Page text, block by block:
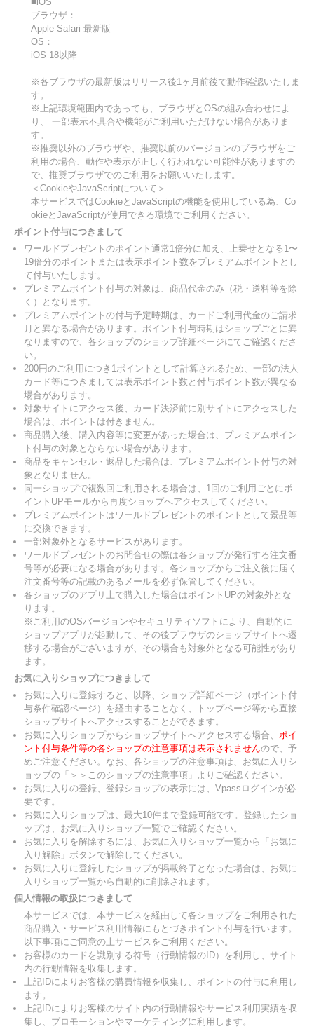
ブラウザ：
Apple Safari 最新版
OS：
iOS 18以降
※各ブラウザの最新版はリリース後1ヶ月前後で動作確認いたしま
す。
※上記環境範囲内であっても、ブラウザとOSの組み合わせによ
り、 一部表示不具合や機能がご利用いただけない場合がありま
す。
※推奨以外のブラウザや、推奨以前のバージョンのブラウザをご
利用の場合、動作や表示が正しく行われない可能性がありますの
で、推奨ブラウザでのご利用をお願いいたします。
＜CookieやJavaScriptについて＞
本サービスではCookieとJavaScriptの機能を使用している為、Co
okieとJavaScriptが使用できる環境でご利用ください。
ポイント付与につきまして
ワールドプレゼントのポイント通常1倍分に加え、上乗せとなる1〜
19倍分のポイントまたは表示ポイント数をプレミアムポイントとし
て付与いたします。
プレミアムポイント付与の対象は、商品代金のみ（税・送料等を除
く）となります。
プレミアムポイントの付与予定時期は、カードご利用代金のご請求
月と異なる場合があります。ポイント付与時期はショップごとに異
なりますので、各ショップのショップ詳細ページにてご確認くださ
い。
200円のご利用につき1ポイントとして計算されるため、一部の法人
カード等につきましては表示ポイント数と付与ポイント数が異なる
場合があります。
対象サイトにアクセス後、カード決済前に別サイトにアクセスした
場合は、ポイントは付きません。
商品購入後、購入内容等に変更があった場合は、プレミアムポイン
ト付与の対象とならない場合があります。
商品をキャンセル・返品した場合は、プレミアムポイント付与の対
象となりません。
同一ショップで複数回ご利用される場合は、1回のご利用ごとにポ
イントUPモールから再度ショップへアクセスしてください。
プレミアムポイントはワールドプレゼントのポイントとして景品等
に交換できます。
一部対象外となるサービスがあります。
ワールドプレゼントのお問合せの際は各ショップが発行する注文番
号等が必要になる場合があります。各ショップからご注文後に届く
注文番号等の記載のあるメールを必ず保管してください。
各ショップのアプリ上で購入した場合はポイントUPの対象外とな
ります。
※ご利用のOSバージョンやセキュリティソフトにより、自動的に
ショップアプリが起動して、その後ブラウザのショップサイトへ遷
移する場合がございますが、その場合も対象外となる可能性があり
ます。
お気に入りショップにつきまして
お気に入りに登録すると、以降、ショップ詳細ページ（ポイント付
与条件確認ページ）を経由することなく、トップページ等から直接
ショップサイトへアクセスすることができます。
お気に入りショップからショップサイトへアクセスする場合、 ポイ
ント付与条件等の各ショップの注意事項は表示されませんので、予
めご注意ください。なお、各ショップの注意事項は、お気に入りシ
ョップの「＞＞このショップの注意事項」よりご確認ください。
お気に入りの登録、登録ショップの表示には、Vpassログインが必
要です。
お気に入りショップは、最大10件まで登録可能です。登録したショ
ップは、お気に入りショップ一覧でご確認ください。
お気に入りを解除するには、お気に入りショップ一覧から「お気に
入り解除」ボタンで解除してください。
お気に入りに登録したショップが掲載終了となった場合は、お気に
入りショップ一覧から自動的に削除されます。
個人情報の取扱につきまして
本サービスでは、本サービスを経由して各ショップをご利用された
商品購入・サービス利用情報にもとづきポイント付与を行います。
以下事項にご同意の上サービスをご利用ください。
お客様のカードを識別する符号（行動情報のID）を利用し、サイト
内の行動情報を収集します。
上記IDによりお客様の購買情報を収集し、ポイントの付与に利用し
ます。
上記IDによりお客様のサイト内の行動情報やサービス利用実績を収
集し、プロモーションやマーケティングに利用します。